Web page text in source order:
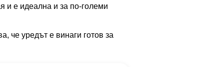
и е идеална и за по-големи
че уредът е винаги готов за